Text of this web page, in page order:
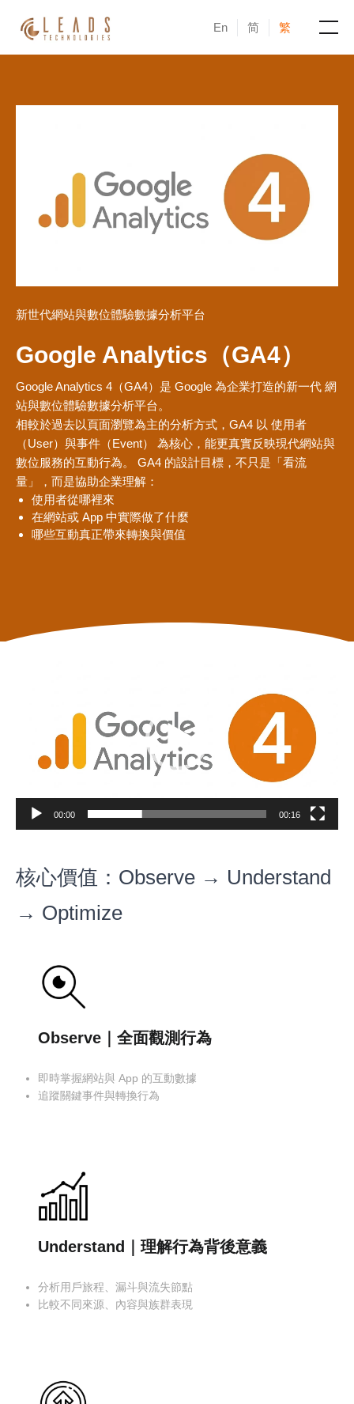
En 简 繁
新聞與活動
新世代網站與數位體驗數據分析平台
Google Analytics（GA4）
Google Analytics 4（GA4）是 Google 為企業打造的新一代 網
站與數位體驗數據分析平台。
相較於過去以頁面瀏覽為主的分析方式，GA4 以 使用者
（User）與事件（Event） 為核心，能更真實反映現代網站與
數位服務的互動行為。 GA4 的設計目標，不只是「看流
量」，而是協助企業理解：
使用者從哪裡來
在網站或 App 中實際做了什麼
哪些互動真正帶來轉換與價值
00:00 00:16
核心價值：Observe → Understand
→ Optimize
Observe｜全面觀測行為
即時掌握網站與 App 的互動數據
追蹤關鍵事件與轉換行為
Understand｜理解行為背後意義
分析用戶旅程、漏斗與流失節點
比較不同來源、內容與族群表現